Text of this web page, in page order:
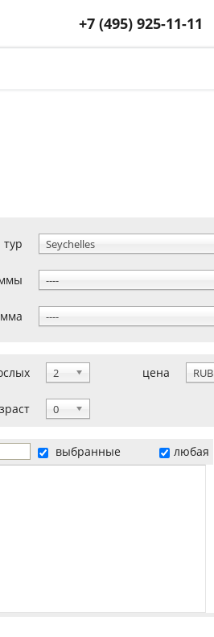
+7 (495) 925-11-11
тур Seychelles
----
----
2 цена RUB
0
выбранные
любая